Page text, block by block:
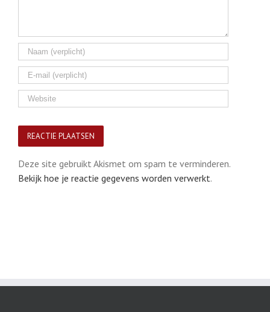
Deze site gebruikt Akismet om spam te verminderen.
Bekijk hoe je reactie gegevens worden verwerkt.